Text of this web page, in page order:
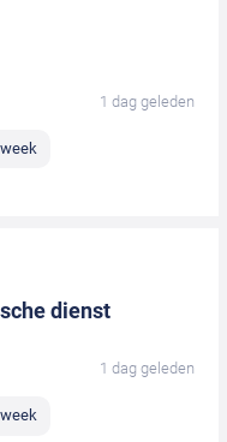
1 dag geleden
dienst
1 dag geleden